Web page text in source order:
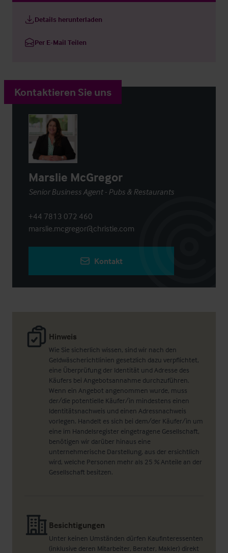
Details herunterladen
Per E-Mail Teilen
Hinweis
Wie Sie sicherlich wissen, sind wir nach den
Geldwäscherichtlinien gesetzlich dazu verpflichtet,
eine Überprüfung der Identität und Adresse des
Käufers bei Angebotsannahme durchzuführen.
Wenn ein Angebot angenommen wurde, muss
der/die potentielle Käufer/in mindestens einen
Identitätsnachweis und einen Adressnachweis
vorlegen. Handelt es sich bei dem/der Käufer/in um
eine im Handelsregister eingetragene Gesellschaft,
benötigen wir darüber hinaus eine
unternehmerische Darstellung, aus der ersichtlich
wird, welche Personen mehr als 25 % Anteile an der
Gesellschaft besitzen.
Besichtigungen
Unter keinen Umständen dürfen Kaufinteressenten
(inklusive deren Mitarbeiter, Berater, Makler) direkt
Kontaktieren Sie uns
Marslie McGregor
Senior Business Agent - Pubs & Restaurants
+44 7813 072 460
marslie.mcgregor@christie.com
Kontakt